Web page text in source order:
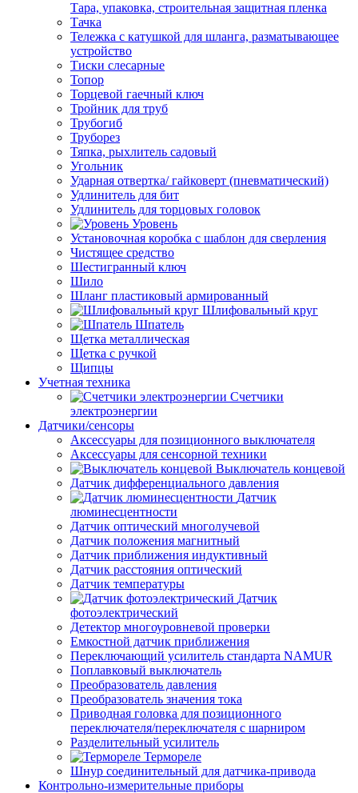
Тара, упаковка, строительная защитная пленка
Тачка
Тележка с катушкой для шланга, разматывающее
устройство
Тиски слесарные
Топор
Торцевой гаечный ключ
Тройник для труб
Трубогиб
Труборез
Тяпка, рыхлитель садовый
Угольник
Ударная отвертка/ гайковерт (пневматический)
Удлинитель для бит
Удлинитель для торцовых головок
Уровень
Установочная коробка с шаблон для сверления
Чистящее средство
Шестигранный ключ
Шило
Шланг пластиковый армированный
Шлифовальный круг
Шпатель
Щетка металлическая
Щетка с ручкой
Щипцы
Учетная техника
Счетчики
электроэнергии
Датчики/сенсоры
Аксессуары для позиционного выключателя
Аксессуары для сенсорной техники
Выключатель концевой
Датчик дифференциального давления
Датчик
люминесцентности
Датчик оптический многолучевой
Датчик положения магнитный
Датчик приближения индуктивный
Датчик расстояния оптический
Датчик температуры
Датчик
фотоэлектрический
Детектор многоуровневой проверки
Емкостной датчик приближения
Переключающий усилитель стандарта NAMUR
Поплавковый выключатель
Преобразователь давления
Преобразователь значения тока
Приводная головка для позиционного
переключателя/переключателя с шарниром
Разделительный усилитель
Термореле
Шнур соединительный для датчика-привода
Контрольно-измерительные приборы